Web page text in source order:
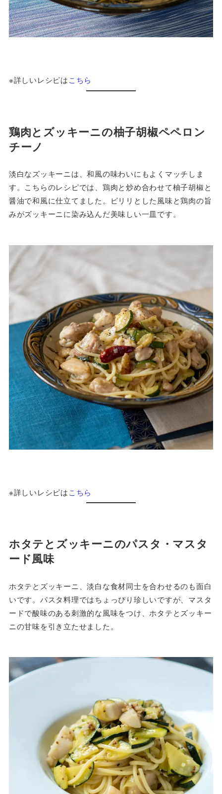
※詳しいレシピはこちら
鶏肉とズッキーニの柚子胡椒ペペロン
チーノ
淡白なズッキーニは、和風の味わいにもよくマッチしま
す。こちらのレシピでは、鶏肉と炒め合わせて柚子胡椒と
醤油で和風に仕立てました。ピリリとした風味と鶏肉の旨
みがズッキーニに染み込んだ美味しい一皿です。
※詳しいレシピはこちら
ホタテとズッキーニのパスタ・マスタ
ード風味
ホタテとズッキーニ、淡白な食材同士を合わせるのも面白
いです。パスタ料理ではちょっぴり珍しいですが、マスタ
ードで酸味のある刺激的な風味をつけ、ホタテとズッキー
ニの甘味を引き立たせました。